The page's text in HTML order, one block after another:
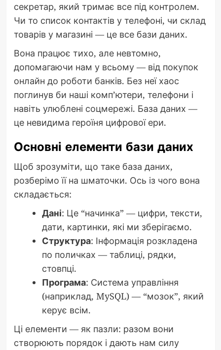
секретар, який тримає все під контролем.
Чи то список контактів у телефоні, чи склад
товарів у магазині — це все бази даних.
Вона працює тихо, але невтомно,
допомагаючи нам у всьому — від покупок
онлайн до роботи банків. Без неї хаос
поглинув би наші комп’ютери, телефони і
навіть улюблені соцмережі. База даних —
це невидима героїня цифрової ери.
Основні елементи бази даних
Щоб зрозуміти, що таке база даних,
розберімо її на шматочки. Ось із чого вона
складається:
Дані: Це “начинка” — цифри, тексти,
дати, картинки, які ми зберігаємо.
Структура: Інформація розкладена
по поличках — таблиці, рядки,
стовпці.
Програма: Система управління
(наприклад, MySQL) — “мозок”, який
керує всім.
Ці елементи — як пазли: разом вони
створюють порядок і дають нам силу